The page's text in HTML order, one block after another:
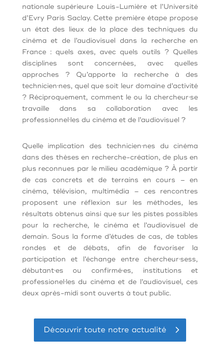
nationale supérieure Louis-Lumière et l’Université
d’Evry Paris Saclay. Cette première étape propose
un état des lieux de la place des techniques du
cinéma et de l’audiovisuel dans la recherche en
France : quels axes, avec quels outils ? Quelles
disciplines sont concernées, avec quelles
approches ? Qu’apporte la recherche à des
technicien·nes, quel que soit leur domaine d’activité
? Réciproquement, comment le ou la chercheur·se
travaille dans sa collaboration avec les
professionnel·les du cinéma et de l’audiovisuel ?
Quelle implication des technicien·nes du cinéma
dans des thèses en recherche-création, de plus en
plus reconnues par le milieu académique ? À partir
de cas concrets et de terrains en cours – en
cinéma, télévision, multimédia – ces rencontres
proposent une réflexion sur les méthodes, les
résultats obtenus ainsi que sur les pistes possibles
pour la recherche, le cinéma et l’audiovisuel de
demain. Sous la forme d’études de cas, de tables
rondes et de débats, afin de favoriser la
participation et l’échange entre chercheur·sess,
débutant·es ou confirmé·es, institutions et
professionel·les du cinéma et de l’audiovisuel, ces
deux après-midi sont ouverts à tout public.
Découvrir toute notre actualité